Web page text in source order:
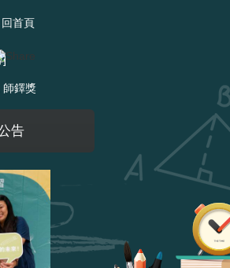
回首頁
師鐸獎
告